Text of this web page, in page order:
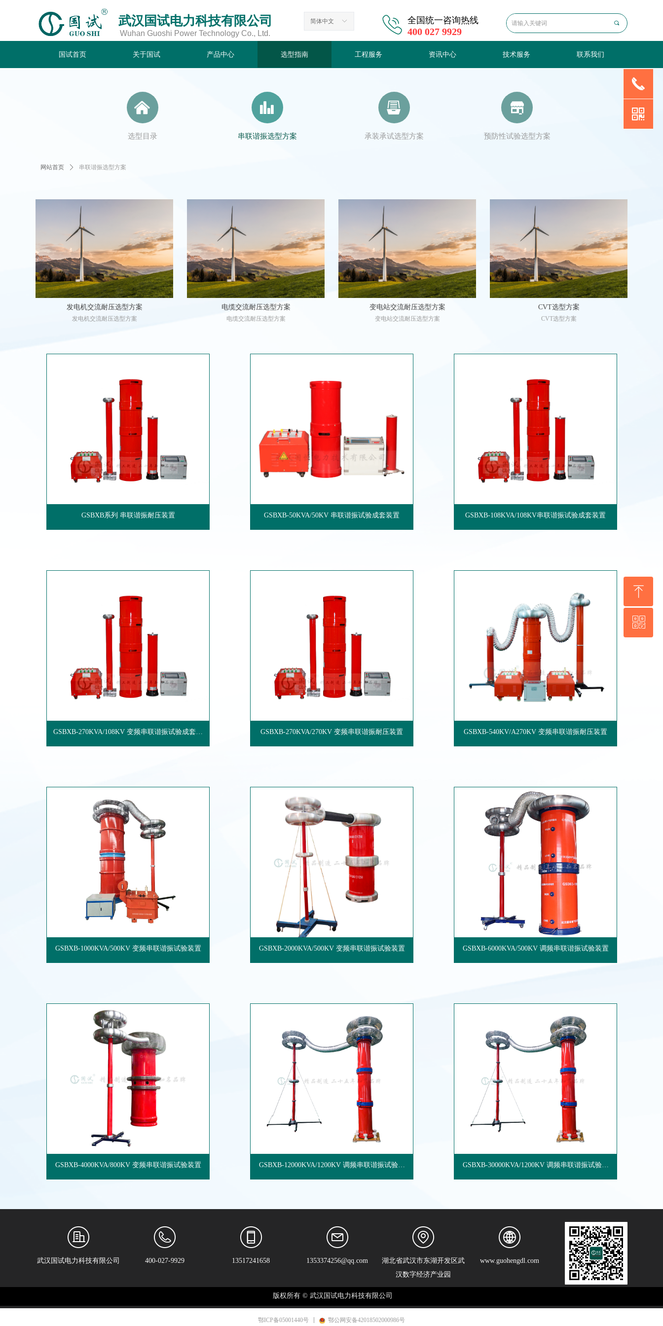
끠
国试首页 关于国试 产品中心 选型指南 工程服务 资讯中心 技术服务 联系我们
武汉国试电力科技有限公司
Wuhan Guoshi Power Technology Co., Ltd.
全国统一咨询热线
400 027 9929
ꀅ
简体中文
发电机交流耐压选型方案
发电机交流耐压选型方案
电缆交流耐压选型方案
电缆交流耐压选型方案
变电站交流耐压选型方案
变电站交流耐压选型方案
CVT选型方案
CVT选型方案
GSBXB系列 串联谐振耐压装置 GSBXB-50KVA/50KV 串联谐振试验成套装置 GSBXB-108KVA/108KV串联谐振试验成套装置
GSBXB-270KVA/108KV 变频串联谐振试验成套装 GSBXB-270KVA/270KV 变频串联谐振耐压装置 GSBXB-540KV/A270KV 变频串联谐振耐压装置
GSBXB-1000KVA/500KV 变频串联谐振试验装置 GSBXB-2000KVA/500KV 变频串联谐振试验装置 GSBXB-6000KVA/500KV 调频串联谐振试验装置
GSBXB-4000KVA/800KV 变频串联谐振试验装置 GSBXB-12000KVA/1200KV 调频串联谐振试验装 GSBXB-30000KVA/1200KV 调频串联谐振试验装
1
选型目录
낀 뀣
承装承试选型方案
끵
预防性试验选型方案
串联谐振选型方案
뀲
网站首页 ꄲ 串联谐振选型方案
版权所有 © 武汉国试电力科技有限公司
武汉国试电力科技有限公司 400-027-9929 13517241658 1353374256@qq.com
湖北省武汉市东湖开发区武
汉数字经济产业园
www.guohengdl.com
鄂ICP备05001440号 鄂公网安备42018502000986号
끅
낃
ꁸ
回到顶部
ꀥ